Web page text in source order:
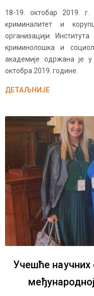
18-19. октобар 2019. г.
криминалитет и
организацији
криминолошка и
академије одржана је
октобра 2019. године.
ДЕТАЉНИЈЕ
Учешће научних